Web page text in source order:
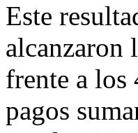
Este
alcanzaron
frente a los
pagos